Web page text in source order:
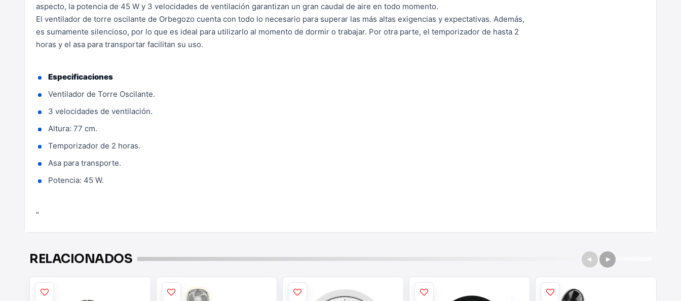
aspecto, la potencia de 45 W y 3 velocidades de ventilación garantizan un gran caudal de aire en todo momento.
El ventilador de torre oscilante de Orbegozo cuenta con todo lo necesario para superar las más altas exigencias y expectativas. Además,
es sumamente silencioso, por lo que es ideal para utilizarlo al momento de dormir o trabajar. Por otra parte, el temporizador de hasta 2
horas y el asa para transportar facilitan su uso.
Especificaciones
Ventilador de Torre Oscilante.
3 velocidades de ventilación.
Altura: 77 cm.
Temporizador de 2 horas.
Asa para transporte.
Potencia: 45 W.
"
RELACIONADOS